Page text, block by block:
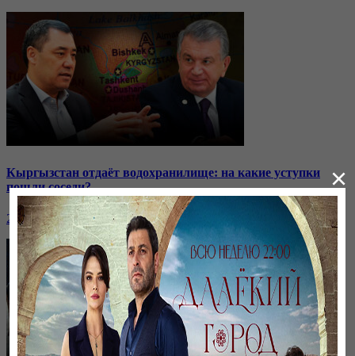
Кыргызстан отдаёт водохранилище: на какие уступки
пошли соседи?
24 ноября, 20:44
×